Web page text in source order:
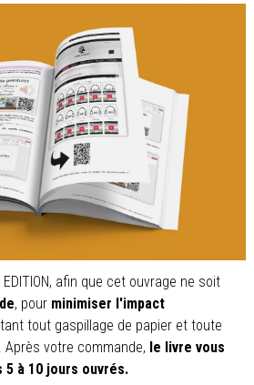
EDITION, afin que cet ouvrage ne soit
, pour minimiser l'impact
tout gaspillage de papier et toute
votre commande, le livre vous
5 à 10 jours ouvrés.